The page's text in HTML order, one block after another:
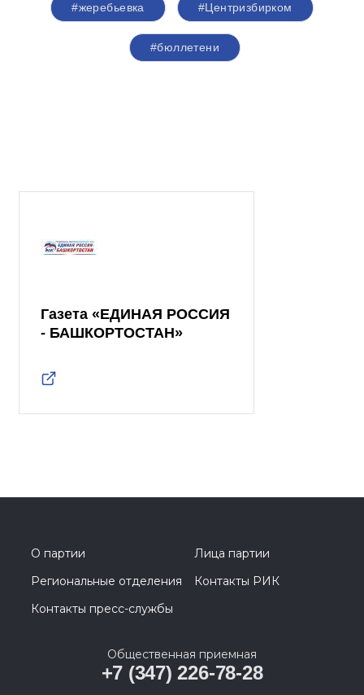
#жеребьевка #Центризбирком
#бюллетени
Газета «ЕДИНАЯ РОССИЯ
- БАШКОРТОСТАН»
О партии
Лица партии
Региональные отделения
Контакты РИК
Контакты пресс-службы
Общественная приемная
+7 (347) 226-78-28